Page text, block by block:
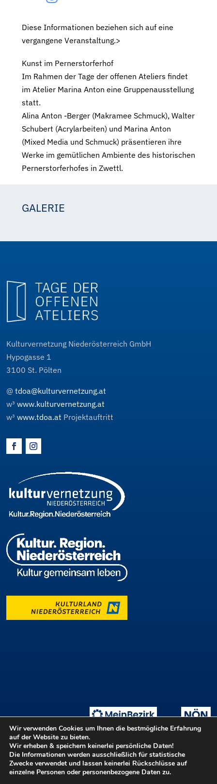
Diese Informationen beziehen sich auf eine
vergangene Veranstaltung.>
Kunst im Pernerstorferhof
Im Rahmen der Tage der offenen Ateliers findet
im Atelier Marina Anton eine Gruppenausstellung
statt.
Alina Anton -Berger (Makramee Schmuck), Walter
Schubert (Acrylarbeiten) und Marina Anton
(Mixed Media und Schmuck) präsentieren ihre
Werke im gemütlichen Ambiente des historischen
Pernerstorferhofes in Zwettl.
GALERIE
Kulturvernetzung Niederösterreich GmbH
Hypogasse 1
3100 St. Pölten
@tdoa@kulturvernetzung.at
w³www.kulturvernetzung.at
w³www.tdoa.at Projektauftritt
Tage der offenen Ateliers Teilnahmebedingungen
Login ::
Hilfe Kontakt
Barrierefreiheit
Wir verwenden Cookies um Ihnen die bestmögliche Erfahrung
auf der Website zu bieten.
Wir erheben & speichern keinerlei persönliche Daten!
Die Informationen werden ausschließlich für statistische
Zwecke verwendet und lassen keinerlei Rückschlüsse auf
einzelne Personen oder personenbezogene Daten zu.